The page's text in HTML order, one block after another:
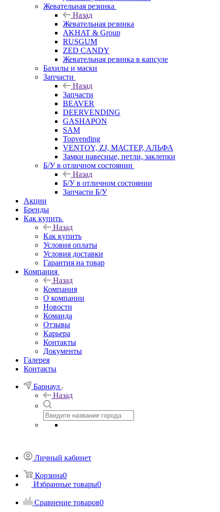
Жевательная резинка
Назад
Жевательная резинка
AKHAT & Group
RUSGUM
ZED CANDY
Жевательная резинка в капсуле
Бахилы и маски
Запчасти
Назад
Запчасти
BEAVER
DEERVENDING
GASHAPON
SAM
Topvending
VENTOY, ZJ, МАСТЕР, АЛЬФА
Замки навесные, петли, заклепки
Б/У в отличном состоянии
Назад
Б/У в отличном состоянии
Запчасти Б/У
Акции
Бренды
Как купить
Назад
Как купить
Условия оплаты
Условия доставки
Гарантия на товар
Компания
Назад
Компания
О компании
Новости
Команда
Отзывы
Карьера
Контакты
Документы
Галерея
Контакты
Барнаул
Назад
Личный кабинет
Корзина0
Избранные товары0
Сравнение товаров0